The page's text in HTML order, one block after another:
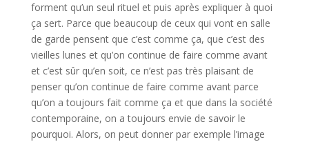
forment qu’un seul rituel et puis après expliquer à quoi
ça sert. Parce que beaucoup de ceux qui vont en salle
de garde pensent que c’est comme ça, que c’est des
vieilles lunes et qu’on continue de faire comme avant
et c’est sûr qu’en soit, ce n’est pas très plaisant de
penser qu’on continue de faire comme avant parce
qu’on a toujours fait comme ça et que dans la société
contemporaine, on a toujours envie de savoir le
pourquoi. Alors, on peut donner par exemple l’image